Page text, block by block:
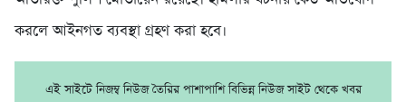
করলে আইনগত ব্যবস্থা গ্রহণ করা হবে।
এই সাইটে নিজম্ব নিউজ তৈরির পাশাপাশি বিভিন্ন নিউজ সাইট থেকে খবর